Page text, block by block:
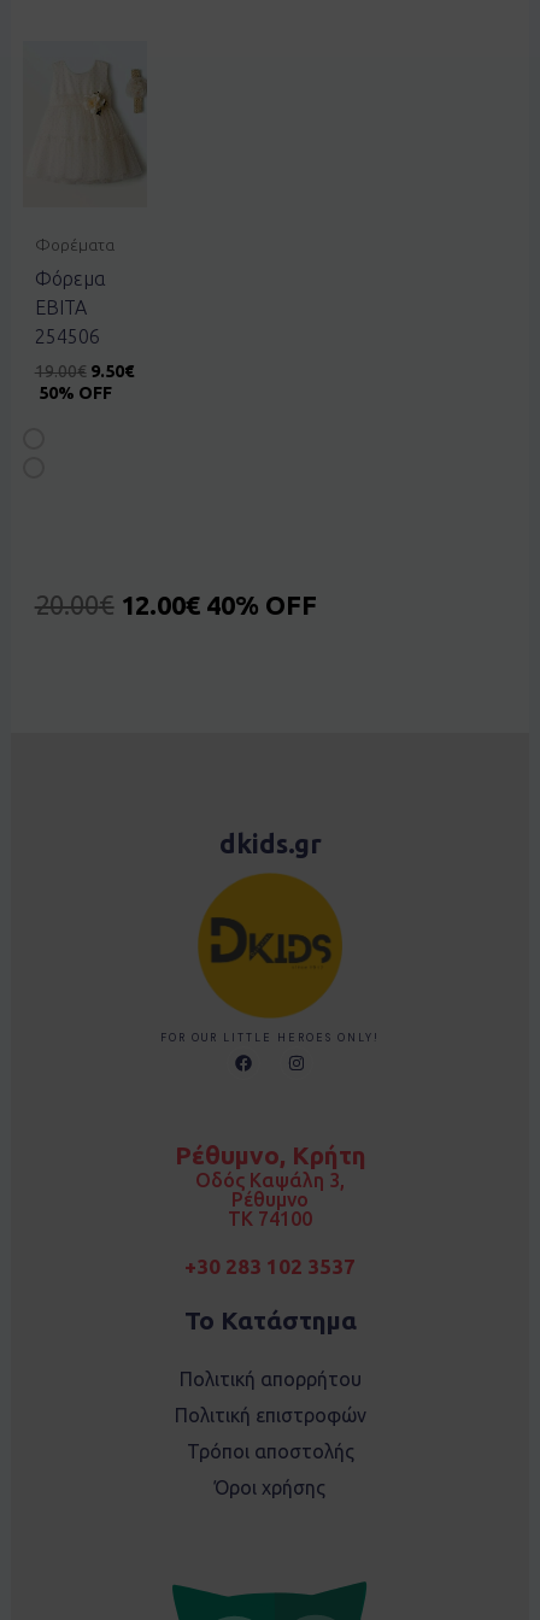
Φορέματα
Φόρεμα
EBITA
254506
19.00€ 9.50€
50% OFF
20.00€ 12.00€ 40% OFF
dkids.gr
FOR OUR LITTLE HEROES ONLY!
F
a
o
k
I
n
r
a
m
Ρέθυμνο, Κρήτη
Οδός Καψάλη 3,
Ρέθυμνο
TK 74100
+30 283 102 3537
Το Κατάστημα
Πολιτική απορρήτου
Πολιτική επιστροφών
Τρόποι αποστολής
Όροι χρήσης